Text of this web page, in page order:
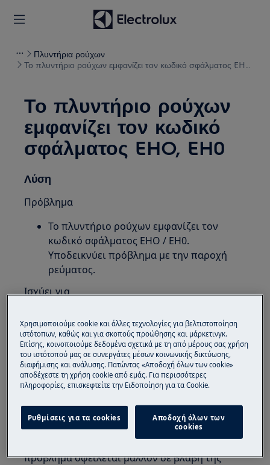
Πλυντήρια ρούχων
Το πλυντήριο ρούχων εμφανίζει τον κωδικό σφάλματος EHO,
Το πλυντήριο ρούχων
εμφανίζει τον κωδικό
σφάλματος EHO, EH0
Λύση
Πρόβλημα
Το πλυντήριο ρούχων εμφανίζει τον
κωδικό σφάλματος EHO / EH0.
Υποδεικνύει πρόβλημα με την παροχή
ρεύματος.
Ισχύει για
φόρτωσης (εντοιχιζόμενο και ελεύθερο)
Πλυντήριο ρούχων άνω φόρτωσης
Επίλυση
1. Ελέγξτε την παροχή ρεύματος συνδέοντας
ένα διαφορετικό προϊόν στην ίδια πρίζα και
δείτε αν λειτουργεί
Αν το άλλο προϊόν επίσης δεν λειτουργεί, το
πρόβλημα οφείλεται μάλλον σε βλάβη της
Χρησιμοποιούμε cookie και άλλες τεχνολογίες για βελτιστοποίηση
ιστότοπων, καθώς και για σκοπούς προώθησης και μάρκετινγκ.
Επίσης, κοινοποιούμε δεδομένα σχετικά με τη από μέρους σας χρήση
του ιστότοπού μας σε συνεργάτες μέσων κοινωνικής δικτύωσης,
διαφήμισης και ανάλυσης. Πατώντας «Αποδοχή όλων των cookie»
αποδέχεστε τη χρήση cookie από εμάς. Για περισσότερες
πληροφορίες, επισκεφτείτε την Ειδοποίηση για τα Cookie.
Ρυθμίσεις για τα cookies
Αποδοχή όλων των
cookies